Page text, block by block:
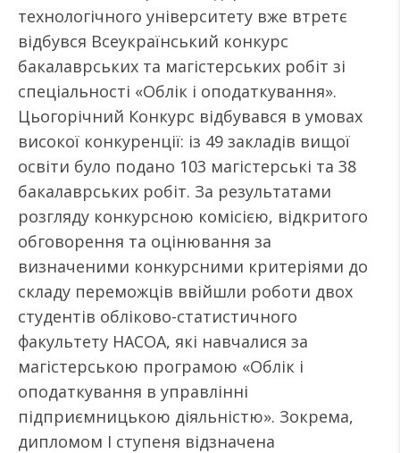
технологічного університету вже втретє
відбувся Всеукраїнський конкурс
бакалаврських та магістерських робіт зі
спеціальності «Облік і оподаткування».
Цьогорічний Конкурс відбувався в умовах
високої конкуренції: із 49 закладів вищої
освіти було подано 103 магістерські та 38
бакалаврських робіт. За результатами
розгляду конкурсною комісією, відкритого
обговорення та оцінювання за
визначеними конкурсними критеріями до
складу переможців ввійшли роботи двох
студентів обліково-статистичного
факультету НАСОА, які навчалися за
магістерською програмою «Облік і
оподаткування в управлінні
підприємницькою діяльністю». Зокрема,
дипломом І ступеня відзначена